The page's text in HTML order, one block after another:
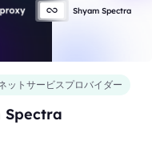
Shyam Spectra
ットサービスプロバイダー
Spectra